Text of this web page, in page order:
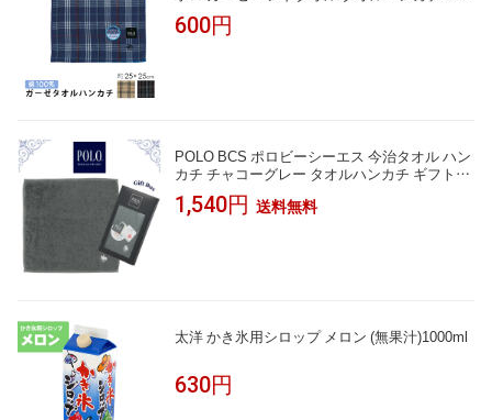
m パイル 生地 オシャレ ビジネス チェック 柄
大判 贈り物 プレゼント フォーマル 男性 紳士
600円
POLO BCS ポロビーシーエス 今治タオル ハン
カチ チャコーグレー タオルハンカチ ギフトボ
ックス入り 日本製 メンズ ブランド ギフト プ
レゼント 男性 人気 ギフトラッピング対応 巾着
1,540円 送料無料
太洋 かき氷用シロップ メロン (無果汁)1000ml
630円